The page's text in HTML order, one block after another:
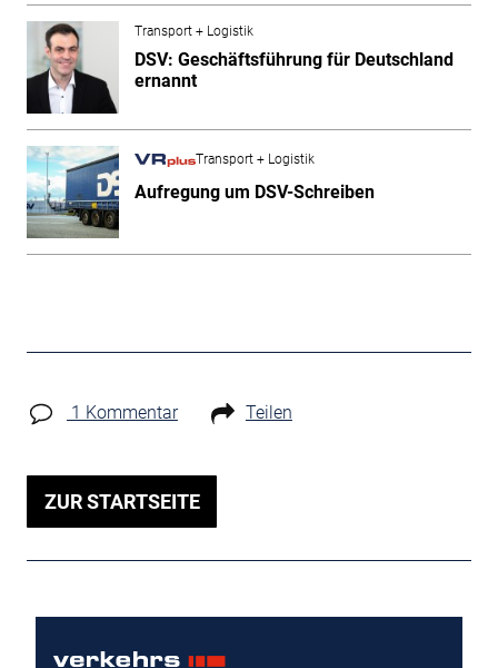
Transport + Logistik
DSV: Geschäftsführung für Deutschland
ernannt
Transport + Logistik
Aufregung um DSV-Schreiben
1 Kommentar Teilen
ZUR STARTSEITE